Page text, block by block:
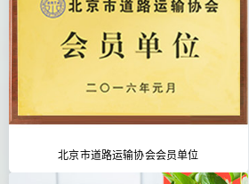
北京市道路运输协会会员单位